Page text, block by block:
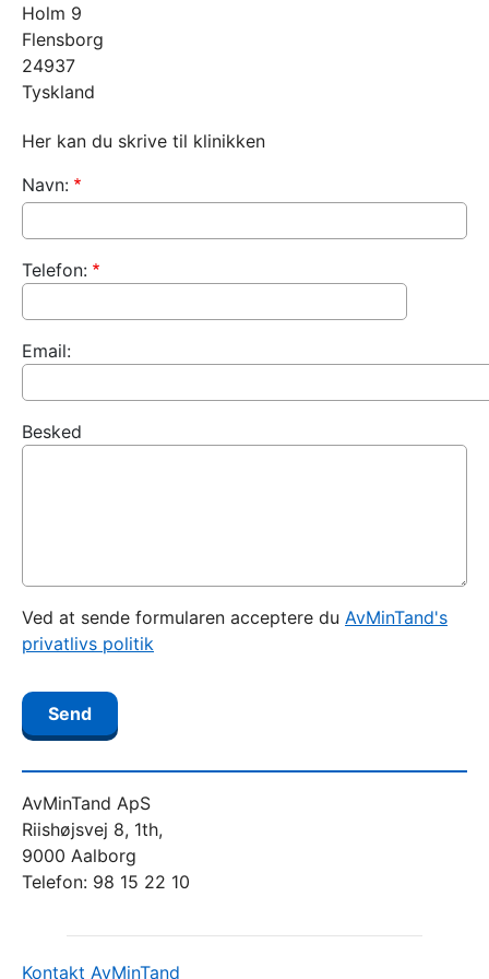
Holm 9
Flensborg
24937
Tyskland
Her kan du skrive til klinikken
Navn:
Telefon:
Email:
Besked
Ved at sende formularen acceptere du AvMinTand's
privatlivs politik
AvMinTand ApS
Riishøjsvej 8, 1th,
9000 Aalborg
Telefon: 98 15 22 10
Kontakt AvMinTand